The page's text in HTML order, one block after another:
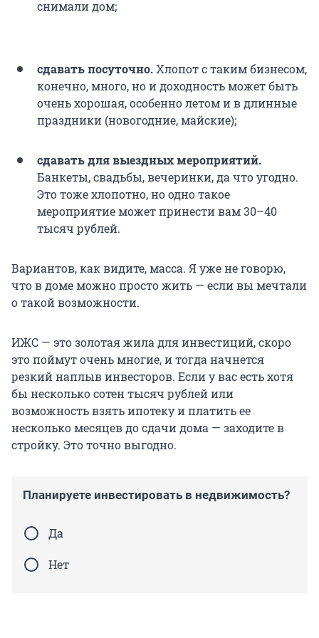
снимали дом;
сдавать посуточно.Хлопот с таким бизнесом,
конечно, много, но и доходность может быть
очень хорошая, особенно летом и в длинные
праздники (новогодние, майские);
сдавать для выездных мероприятий.
Банкеты, свадьбы, вечеринки, да что угодно.
Это тоже хлопотно, но одно такое
мероприятие может принести вам 30–40
тысяч рублей.
Вариантов, как видите, масса. Я уже не говорю,
что в доме можно просто жить — если вы мечтали
о такой возможности.
ИЖС — это золотая жила для инвестиций, скоро
это поймут очень многие, и тогда начнется
резкий наплыв инвесторов. Если у вас есть хотя
бы несколько сотен тысяч рублей или
возможность взять ипотеку и платить ее
несколько месяцев до сдачи дома — заходите в
стройку. Это точно выгодно.
Планируете инвестировать в недвижимость?
Да
Нет